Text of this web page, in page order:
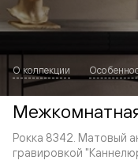
О коллекции
Рокка 8342. Матовый
гравировкой